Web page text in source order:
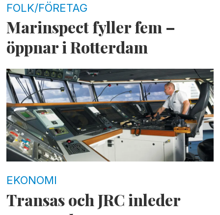
FOLK/FÖRETAG
Marinspect fyller fem –
öppnar i Rotterdam
EKONOMI
Transas och JRC inleder